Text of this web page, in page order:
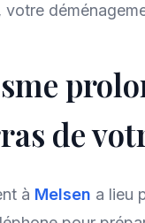
votre
de
à Melsen a lieu